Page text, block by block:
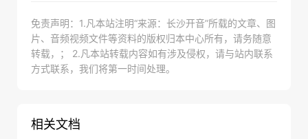
免责声明：1.凡本站注明“来源：长沙开音”所载的文章、图
片、音频视频文件等资料的版权归本中心所有，请务随意
转载，； 2.凡本站转载内容如有涉及侵权，请与站内联系
方式联系，我们将第一时间处理。
相关文档